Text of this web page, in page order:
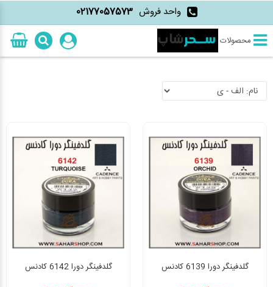
واحد فروش 02177057573
محصولات
گلدفینگر دورا 6139 کادنس گلدفینگر دورا 6142 کادنس